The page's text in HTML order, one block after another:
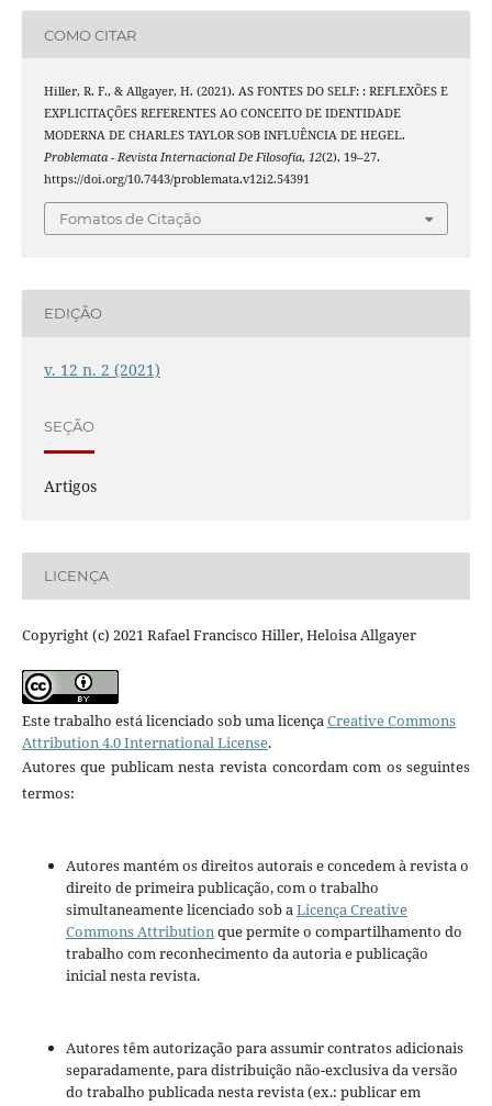
COMO CITAR
Hiller, R. F., & Allgayer, H. (2021). AS FONTES DO SELF: : REFLEXÕES E
EXPLICITAÇÕES REFERENTES AO CONCEITO DE IDENTIDADE
MODERNA DE CHARLES TAYLOR SOB INFLUÊNCIA DE HEGEL.
Problemata - Revista Internacional De Filosofia, 12(2), 19–27.
https://doi.org/10.7443/problemata.v12i2.54391
Fomatos de Citação
EDIÇÃO
v. 12 n. 2 (2021)
SEÇÃO
Artigos
LICENÇA
Copyright (c) 2021 Rafael Francisco Hiller, Heloisa Allgayer
Este trabalho está licenciado sob uma licençaCreative Commons
Attribution 4.0 International License.
Autores que publicam nesta revista concordam com os seguintes
termos:
Autores mantém os direitos autorais e concedem à revista o
direito de primeira publicação, com o trabalho
simultaneamente licenciado sob aLicença Creative
Commons Attributionque permite o compartilhamento do
trabalho com reconhecimento da autoria e publicação
inicial nesta revista.
Autores têm autorização para assumir contratos adicionais
separadamente, para distribuição não-exclusiva da versão
do trabalho publicada nesta revista (ex.: publicar em